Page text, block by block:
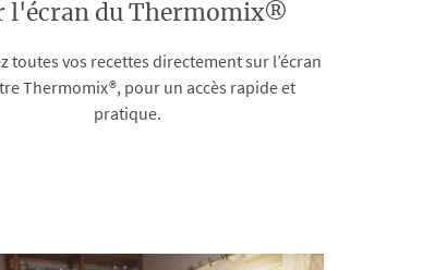
l'écran du Thermomix®
toutes vos recettes directement sur l’écran
Thermomix®, pour un accès rapide et
pratique.